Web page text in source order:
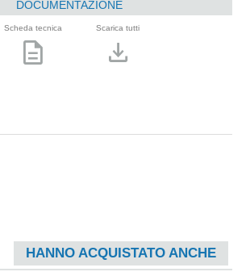
DOCUMENTAZIONE
Scheda tecnica
description
Scarica tutti
download
HANNO ACQUISTATO ANCHE